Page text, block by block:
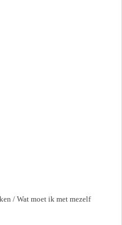
/ Wat moet ik met mezelf